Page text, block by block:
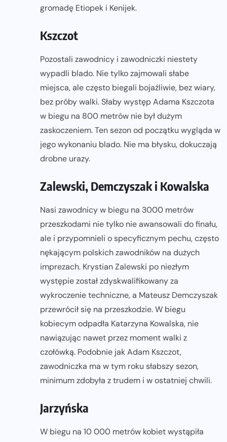
gromadę Etiopek i Kenijek.
Kszczot
Pozostali zawodnicy i zawodniczki niestety
wypadli blado. Nie tylko zajmowali słabe
miejsca, ale często biegali bojaźliwie, bez wiary,
bez próby walki. Słaby występ Adama Kszczota
w biegu na 800 metrów nie był dużym
zaskoczeniem. Ten sezon od początku wygląda w
jego wykonaniu blado. Nie ma błysku, dokuczają
drobne urazy.
Zalewski, Demczyszak i Kowalska
Nasi zawodnicy w biegu na 3000 metrów
przeszkodami nie tylko nie awansowali do finału,
ale i przypomnieli o specyficznym pechu, często
nękającym polskich zawodników na dużych
imprezach. Krystian Zalewski po niezłym
występie został zdyskwalifikowany za
wykroczenie techniczne, a Mateusz Demczyszak
przewrócił się na przeszkodzie. W biegu
kobiecym odpadła Katarzyna Kowalska, nie
nawiązując nawet przez moment walki z
czołówką. Podobnie jak Adam Kszczot,
zawodniczka ma w tym roku słabszy sezon,
minimum zdobyła z trudem i w ostatniej chwili.
Jarzyńska
W biegu na 10 000 metrów kobiet wystąpiła